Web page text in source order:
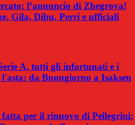
l’annuncio di Zhegrova!
Gila, Dibu, Perri e ufficiali
A, tutti gli infortunati e i
da Buongiorno a Isaksen
per il rinnovo di Pellegrini: